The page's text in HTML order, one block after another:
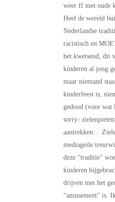
weer ff met oude
Heel de wereld
Nederlandse
racistisch en
het kwetsend, dit
kinderen al jong
maar niemand
kinderfeest is,
gedood (voor wat
sorry-
aantrekken…
mediageile
deze “traditie”
kinderen
drijven met het
“amusement” is.